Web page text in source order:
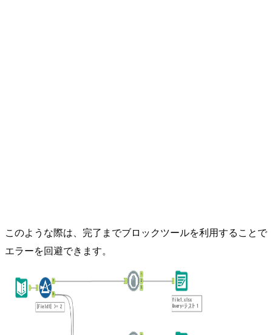
このような際は、完了までブロックツールを利用することで
エラーを回避できます。